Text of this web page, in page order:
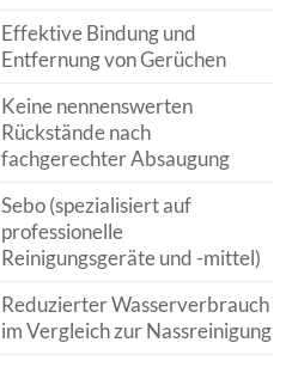
Effektive Bindung und
Entfernung von Gerüchen
Keine nennenswerten
Rückstände nach
fachgerechter Absaugung
Sebo (spezialisiert auf
professionelle
Reinigungsgeräte und -mittel)
Reduzierter Wasserverbrauch
im Vergleich zur Nassreinigung